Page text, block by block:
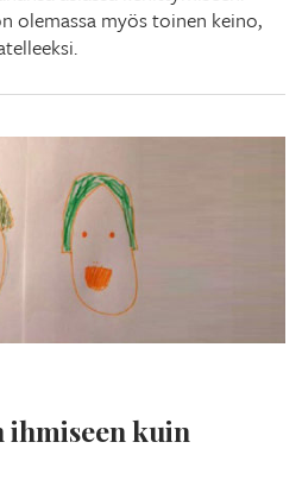
olemassa myös toinen keino,
ihmiseen kuin